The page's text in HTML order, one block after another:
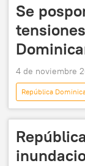
Se
4 de noviembre
República
Organización de